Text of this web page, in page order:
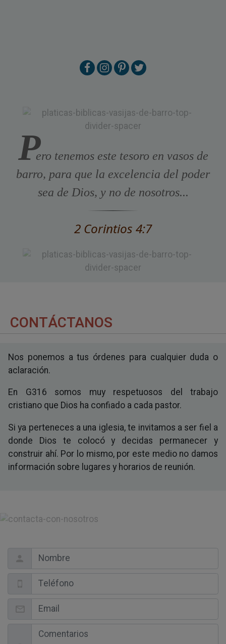
Pero tenemos este tesoro en vasos de
barro, para que la excelencia del poder
sea de Dios, y no de nosotros...
2 Corintios 4:7
CONTÁCTANOS
Nos ponemos a tus órdenes para cualquier duda o
aclaración.
En G316 somos muy respetuosos del trabajo
cristiano que Dios ha confiado a cada pastor.
Si ya perteneces a una iglesia, te invitamos a ser fiel a
donde Dios te colocó y decidas permanecer y
construir ahí. Por lo mismo, por este medio no damos
información sobre lugares y horarios de reunión.